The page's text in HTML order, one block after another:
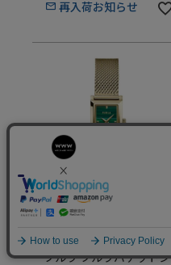
再入荷お知らせ
FURLA BAGUETTE SHAPE
フルラ フルラバゲットシ